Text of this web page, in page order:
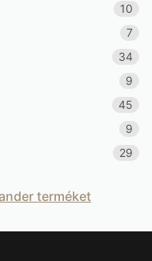
10
7
34
9
45
9
29
terméket